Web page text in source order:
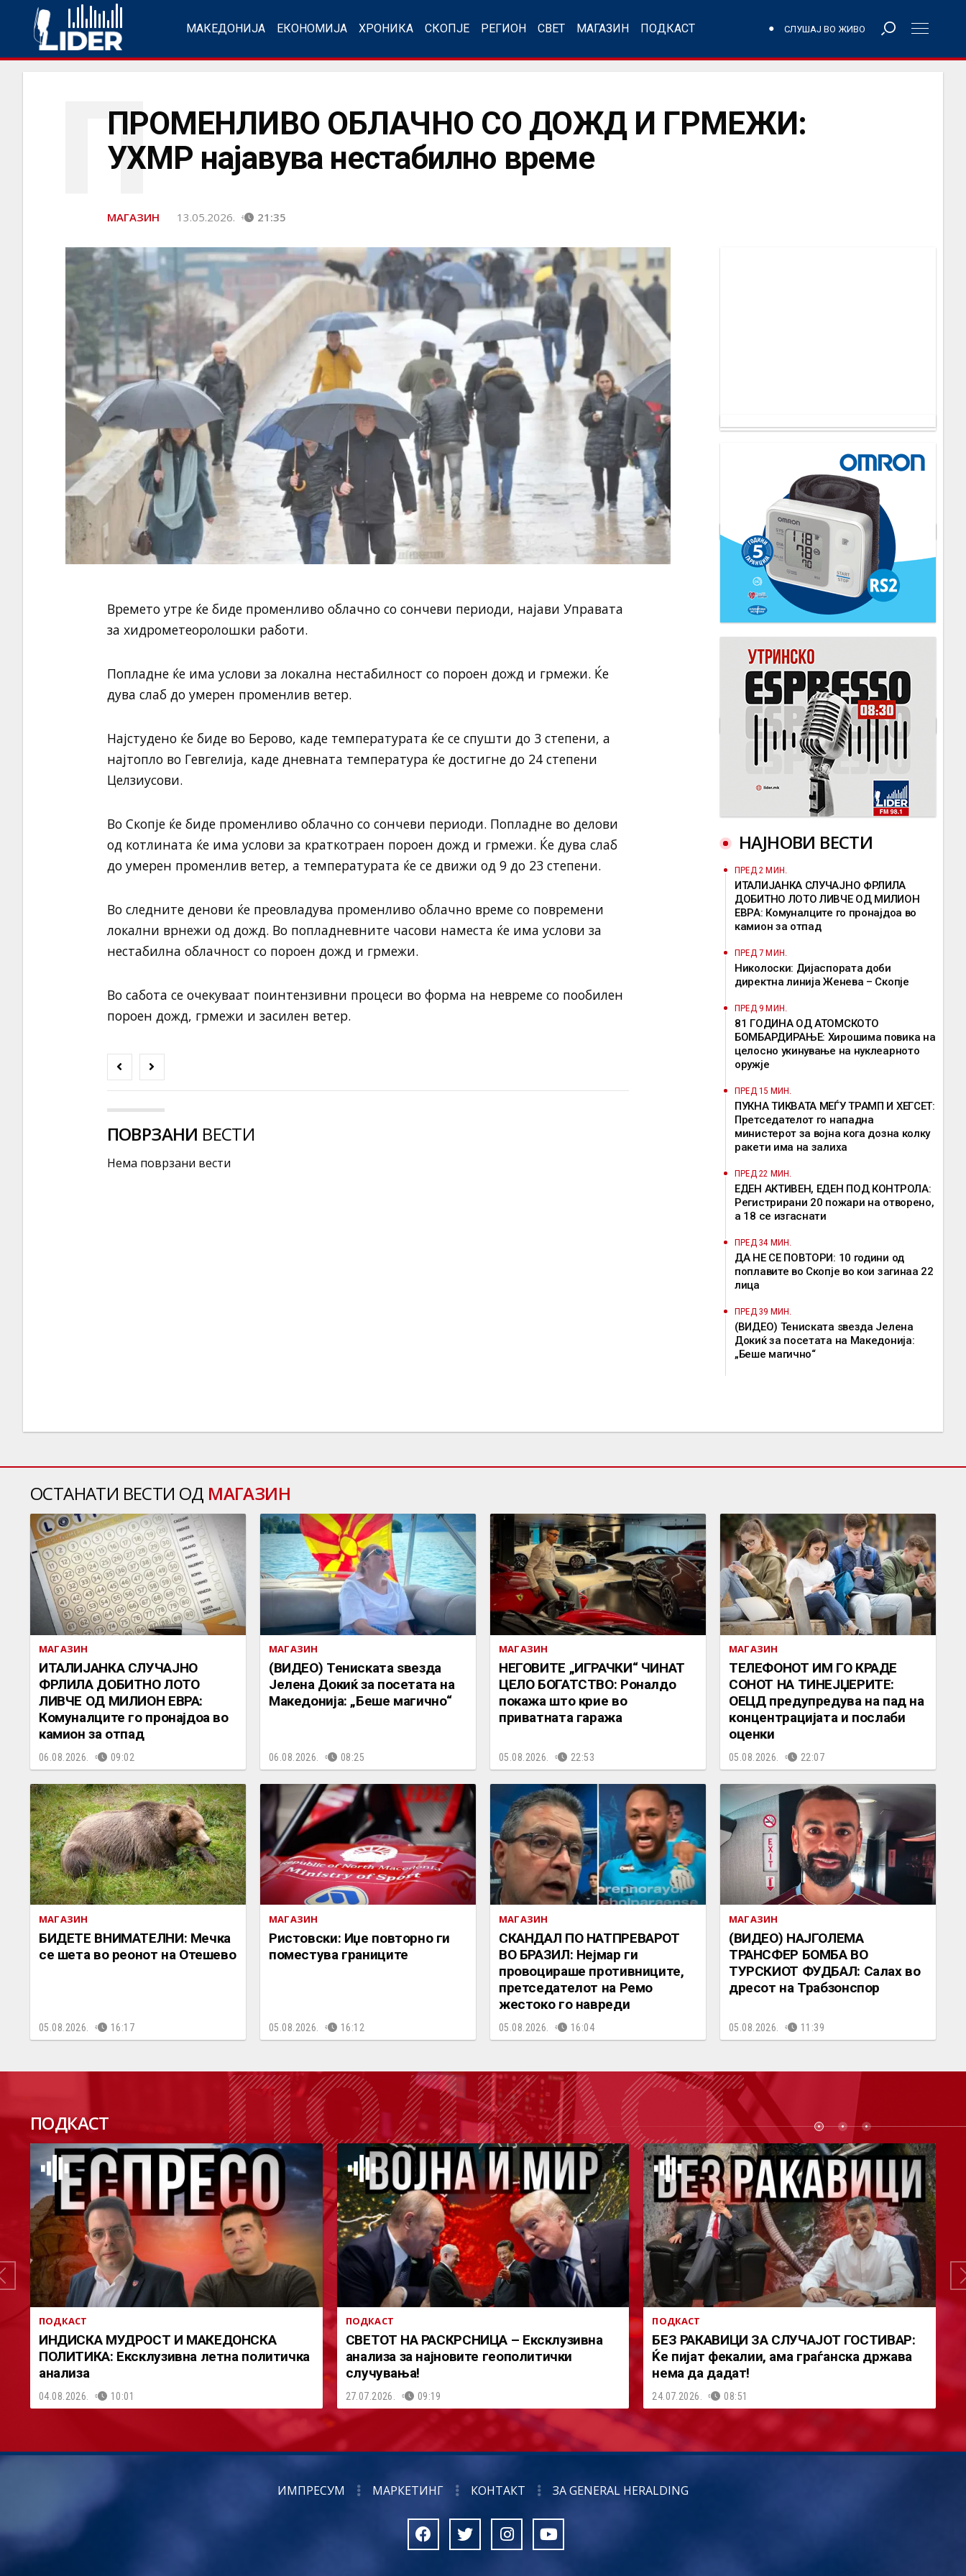
МАКЕДОНИЈА ЕКОНОМИЈА ХРОНИКА СКОПЈЕ РЕГИОН СВЕТ МАГАЗИН ПОДКАСТ СЛУШАЈ ВО ЖИВО
ПРОМЕНЛИВО ОБЛАЧНО СО ДОЖД И ГРМЕЖИ:
УХМР најавува нестабилно време
П
МАГАЗИН 13.05.2026. 21:35
Времето утре ќе биде променливо облачно со сончеви периоди, најави Управата
за хидрометеоролошки работи.
Попладне ќе има услови за локална нестабилност со пороен дожд и грмежи. Ќе
дува слаб до умерен променлив ветер.
Најстудено ќе биде во Берово, каде температурата ќе се спушти до 3 степени, а
најтопло во Гевгелија, каде дневната температура ќе достигне до 24 степени
Целзиусови.
Во Скопје ќе биде променливо облачно со сончеви периоди. Попладне во делови
од котлината ќе има услови за краткотраен пороен дожд и грмежи. Ќе дува слаб
до умерен променлив ветер, а температурата ќе се движи од 9 до 23 степени.
Во следните денови ќе преовладува променливо облачно време со повремени
локални врнежи од дожд. Во попладневните часови наместа ќе има услови за
нестабилна облачност со пороен дожд и грмежи.
Во сабота се очекуваат поинтензивни процеси во форма на невреме со пообилен
пороен дожд, грмежи и засилен ветер.
ПОВРЗАНИ ВЕСТИ
Нема поврзани вести
НАЈНОВИ ВЕСТИ
ПРЕД 2 МИН.
ИТАЛИЈАНКА СЛУЧАЈНО ФРЛИЛА
ДОБИТНО ЛОТО ЛИВЧЕ ОД МИЛИОН
ЕВРА: Комуналците го пронајдоа во
камион за отпад
ПРЕД 7 МИН.
Николоски: Дијаспората доби
директна линија Женева – Скопје
ПРЕД 9 МИН.
81 ГОДИНА ОД АТОМСКОТО
БОМБАРДИРАЊЕ: Хирошима повика на
целосно укинување на нуклеарното
оружје
ПРЕД 15 МИН.
ПУКНА ТИКВАТА МЕЃУ ТРАМП И ХЕГСЕТ:
Претседателот го нападна
министерот за војна кога дозна колку
ракети има на залиха
ПРЕД 22 МИН.
ЕДЕН АКТИВЕН, ЕДЕН ПОД КОНТРОЛА:
Регистрирани 20 пожари на отворено,
a 18 се изгаснати
ПРЕД 34 МИН.
ДА НЕ СЕ ПОВТОРИ: 10 години од
поплавите во Скопје во кои загинаа 22
лица
ПРЕД 39 МИН.
(ВИДЕО) Тениската ѕвезда Јелена
Докиќ за посетата на Македонија:
„Беше магично“
ОСТАНАТИ ВЕСТИ ОД МАГАЗИН
МАГАЗИН
ИТАЛИЈАНКА СЛУЧАЈНО
ФРЛИЛА ДОБИТНО ЛОТО
ЛИВЧЕ ОД МИЛИОН ЕВРА:
Комуналците го пронајдоа во
камион за отпад
06.08.2026. 09:02
МАГАЗИН
(ВИДЕО) Тениската ѕвезда
Јелена Докиќ за посетата на
Македонија: „Беше магично“
06.08.2026. 08:25
МАГАЗИН
НЕГОВИТЕ „ИГРАЧКИ“ ЧИНАТ
ЦЕЛО БОГАТСТВО: Роналдо
покажа што крие во
приватната гаража
05.08.2026. 22:53
МАГАЗИН
ТЕЛЕФОНОТ ИМ ГО КРАДЕ
СОНОТ НА ТИНЕЈЏЕРИТЕ:
ОЕЦД предупредува на пад на
концентрацијата и послаби
оценки
05.08.2026. 22:07
МАГАЗИН
БИДЕТЕ ВНИМАТЕЛНИ: Мечка
се шета во реонот на Отешево
05.08.2026. 16:17
МАГАЗИН
Ристовски: Иџе повторно ги
поместува границите
05.08.2026. 16:12
МАГАЗИН
СКАНДАЛ ПО НАТПРЕВАРОТ
ВО БРАЗИЛ: Нејмар ги
провоцираше противниците,
претседателот на Ремо
жестоко го навреди
05.08.2026. 16:04
МАГАЗИН
(ВИДЕО) НАЈГОЛЕМА
ТРАНСФЕР БОМБА ВО
ТУРСКИОТ ФУДБАЛ: Салах во
дресот на Трабзонспор
05.08.2026. 11:39
ПОДКАСТ ПОДКАСТ
ПОДКАСТ
ИНДИСКА МУДРОСТ И МАКЕДОНСКА
ПОЛИТИКА: Ексклузивна летна политичка
анализа
04.08.2026. 10:01
ПОДКАСТ
СВЕТОТ НА РАСКРСНИЦА – Ексклузивна
анализа за најновите геополитички
случувања!
27.07.2026. 09:19
ПОДКАСТ
БЕЗ РАКАВИЦИ ЗА СЛУЧАЈОТ ГОСТИВАР:
Ќе пијат фекалии, ама граѓанска држава
нема да дадат!
24.07.2026. 08:51
ИМПРЕСУМ МАРКЕТИНГ КОНТАКТ ЗА GENERAL HERALDING